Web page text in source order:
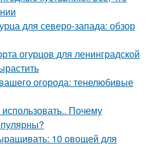
для северо-запада: обзор
огурцов для ленинградской
огорода: тенелюбивые
Почему
10 овощей для